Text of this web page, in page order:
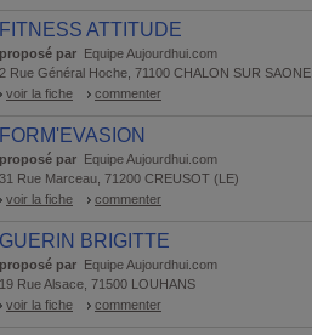
FITNESS ATTITUDE
proposé par Equipe Aujourdhui.com
2 Rue Général Hoche, 71100 CHALON SUR SAONE
voir la fiche
commenter
FORM'EVASION
proposé par Equipe Aujourdhui.com
31 Rue Marceau, 71200 CREUSOT (LE)
voir la fiche
commenter
GUERIN BRIGITTE
proposé par Equipe Aujourdhui.com
19 Rue Alsace, 71500 LOUHANS
voir la fiche
commenter